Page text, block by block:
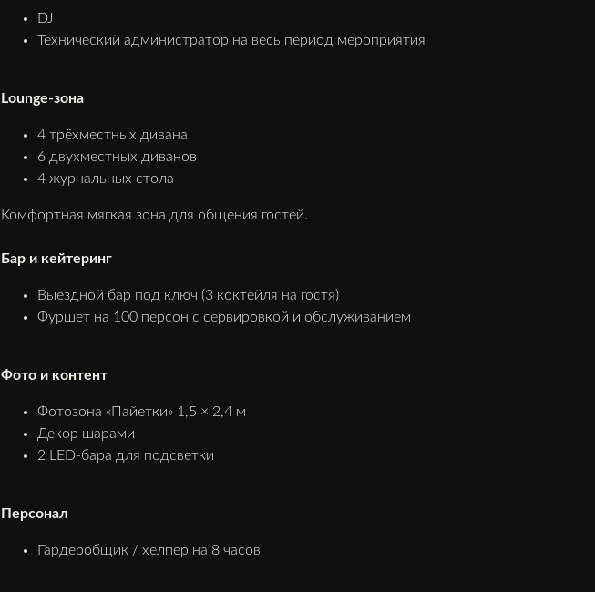
DJ
Технический администратор на весь период мероприятия
Lounge-зона
4 трёхместных дивана
6 двухместных диванов
4 журнальных стола
Комфортная мягкая зона для общения гостей.
Бар и кейтеринг
Выездной бар под ключ (3 коктейля на гостя)
Фуршет на 100 персон с сервировкой и обслуживанием
Фото и контент
Фотозона «Пайетки» 1,5 × 2,4 м
Декор шарами
2 LED-бара для подсветки
Персонал
Гардеробщик / хелпер на 8 часов